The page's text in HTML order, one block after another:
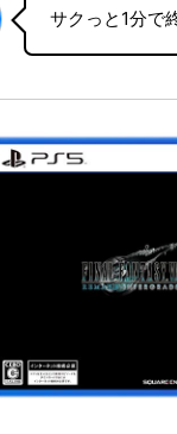
サクっと1分で